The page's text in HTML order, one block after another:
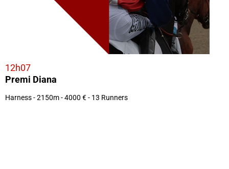
12h07
Premi Diana
Harness - 2150m - 4000 € - 13 Runners